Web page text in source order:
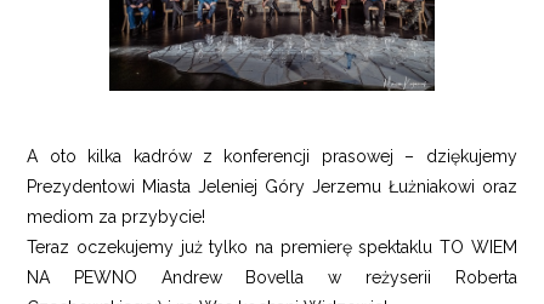
A oto kilka kadrów z konferencji prasowej – dziękujemy
Prezydentowi Miasta Jeleniej Góry Jerzemu Łużniakowi oraz
mediom za przybycie!
Teraz oczekujemy już tylko na premierę spektaklu TO WIEM
NA PEWNO Andrew Bovella w reżyserii Roberta